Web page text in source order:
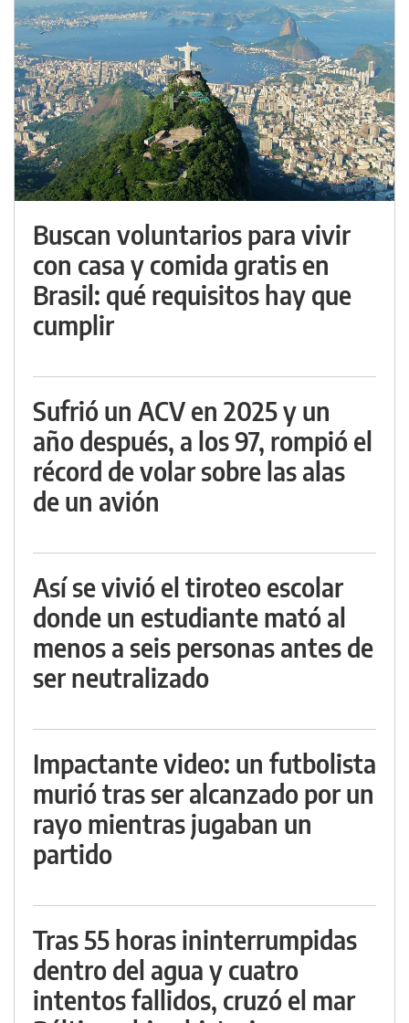
Buscan voluntarios para vivir
con casa y comida gratis en
Brasil: qué requisitos hay que
cumplir
Sufrió un ACV en 2025 y un
año después, a los 97, rompió el
récord de volar sobre las alas
de un avión
Así se vivió el tiroteo escolar
donde un estudiante mató al
menos a seis personas antes de
ser neutralizado
Impactante video: un futbolista
murió tras ser alcanzado por un
rayo mientras jugaban un
partido
Tras 55 horas ininterrumpidas
dentro del agua y cuatro
intentos fallidos, cruzó el mar